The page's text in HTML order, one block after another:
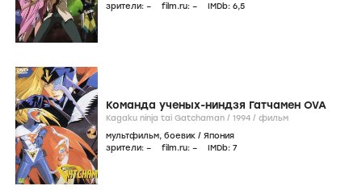
зрители: – film.ru: – IMDb: 6,5
Команда ученых-ниндзя Гатчамен OVA
Kagaku ninja tai Gatchaman / 1994 / фильм
мультфильм, боевик / Япония
зрители: – film.ru: – IMDb: 7